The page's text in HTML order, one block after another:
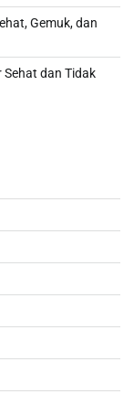
Gemuk, dan
dan Tidak